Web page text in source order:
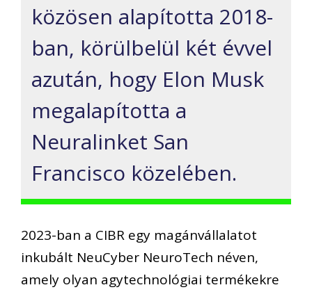
közösen alapította 2018-
ban, körülbelül két évvel
azután, hogy Elon Musk
megalapította a
Neuralinket San
Francisco közelében.
2023-ban a CIBR egy magánvállalatot
inkubált NeuCyber NeuroTech néven,
amely olyan agytechnológiai termékekre